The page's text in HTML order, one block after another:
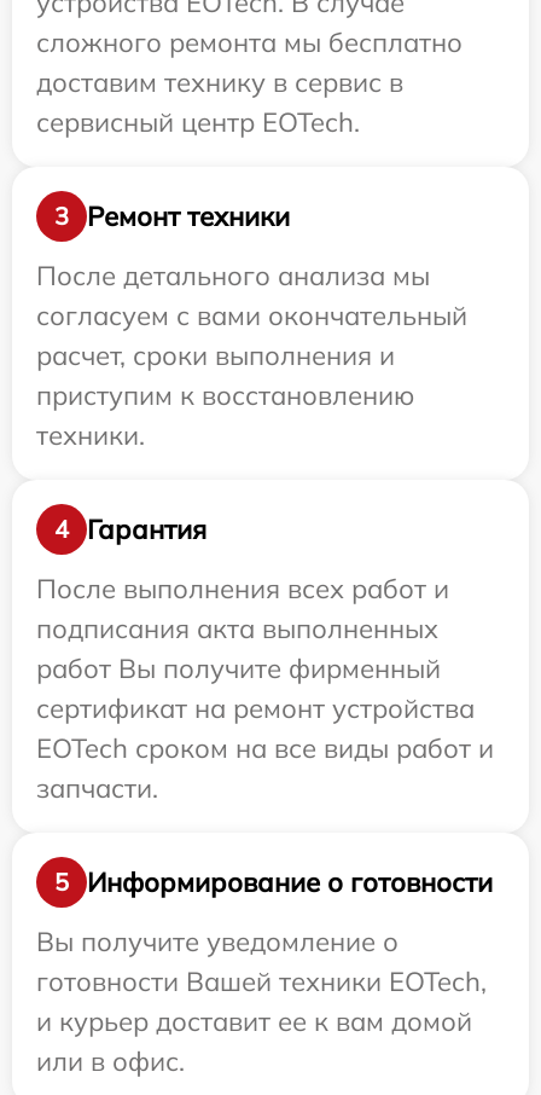
сложного ремонта мы бесплатно
доставим технику в сервис в
сервисный центр EOTech.
3
Ремонт техники
После детального анализа мы
согласуем с вами окончательный
расчет, сроки выполнения и
приступим к восстановлению
техники.
4
Гарантия
После выполнения всех работ и
подписания акта выполненных
работ Вы получите фирменный
сертификат на ремонт устройства
EOTech сроком на все виды работ и
запчасти.
5
Информирование о готовности
Вы получите уведомление о
готовности Вашей техники EOTech,
и курьер доставит ее к вам домой
или в офис.